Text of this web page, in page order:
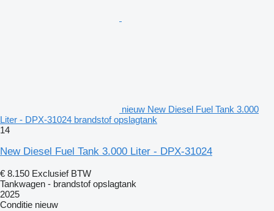
nieuw New Diesel Fuel Tank 3.000
Liter - DPX-31024 brandstof opslagtank
14
New Diesel Fuel Tank 3.000 Liter - DPX-31024
€ 8.150 Exclusief BTW
Tankwagen - brandstof opslagtank
2025
Conditie nieuw